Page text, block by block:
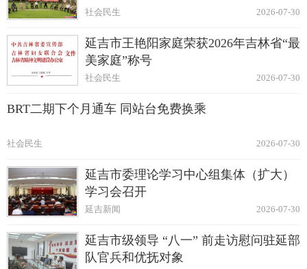
2026-07-30
社会民生
延吉市王艳阳家庭荣获2026年吉林省“最
美家庭”称号
2026-07-30
社会民生
BRT二期下个月通车 同站台免费换乘
2026-07-30
社会民生
延吉市委理论学习中心组集体（扩大）
学习会召开
2026-07-30
延吉新闻
延吉市级领导 “八一” 前走访慰问驻延部
队官兵和优抚对象